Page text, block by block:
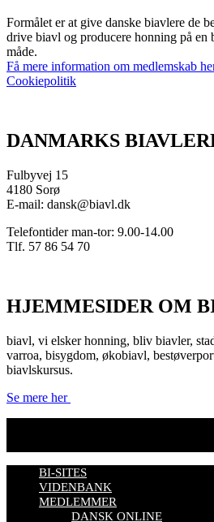
Formålet er at give danske biavlere de
drive biavl og producere honning på en
måde.
Få mere information om medlemskab
Cookiepolitik
DANMARKS
Fulbyvej 15
4180 Sorø
E-mail: dansk@biavl.dk
Telefontider man-tor: 9.00-14.00
Tlf. 57 86 54 70
HJEMMESIDER OM
biavl, vi elsker honning, bliv biavler,
varroa, bisygdom, økobiavl,
biavlskursus.
Se mere her
BI-SITES
VIDENBANK
MEDLEMMER
DANSK ONLINE